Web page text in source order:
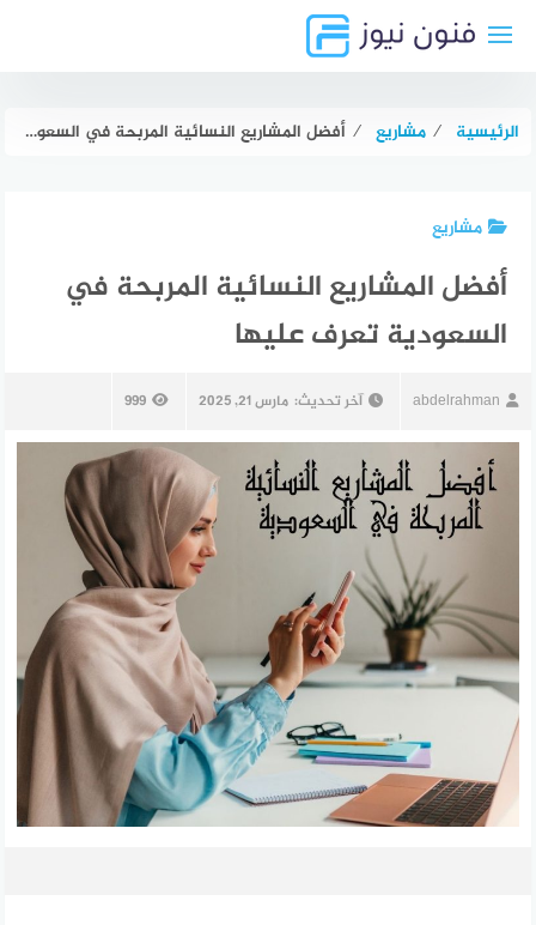
الرئيسية ⁄ مشاريع ⁄ أفضل المشاريع النسائية المربحة في السعودية تعرف عليها
مشاريع
أفضل المشاريع النسائية المربحة في
السعودية تعرف عليها
abdelrahman آخر تحديث: مارس 21, 2025 999